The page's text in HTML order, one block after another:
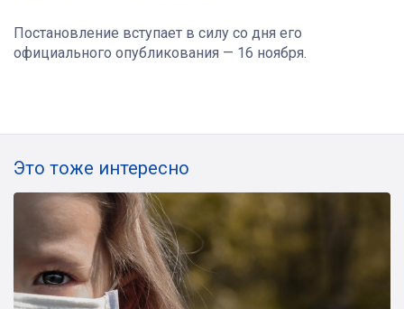
Постановление вступает в силу со дня его
официального опубликования — 16 ноября.
Это тоже интересно